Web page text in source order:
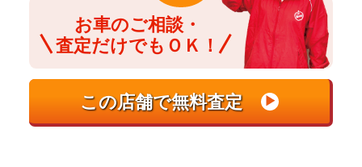
お車のご相談・
査定だけでもＯＫ！